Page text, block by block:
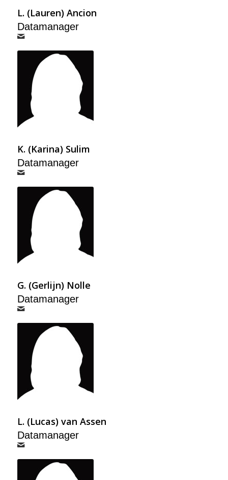
L. (Lauren) Ancion
Datamanager
K. (Karina) Sulim
Datamanager
G. (Gerlijn) Nolle
Datamanager
L. (Lucas) van Assen
Datamanager